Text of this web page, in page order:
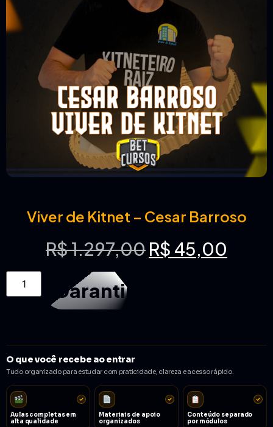
Viver de Kitnet – Cesar Barroso
R$1.297,00R$ 45,00
Garantir acesso
O que você recebe ao entrar
Tudo organizado para estudar com praticidade, clareza e acesso rápido.
Aulas completas em
alta qualidade
Materiais de apoio
organizados
Conteúdo separado
por módulos